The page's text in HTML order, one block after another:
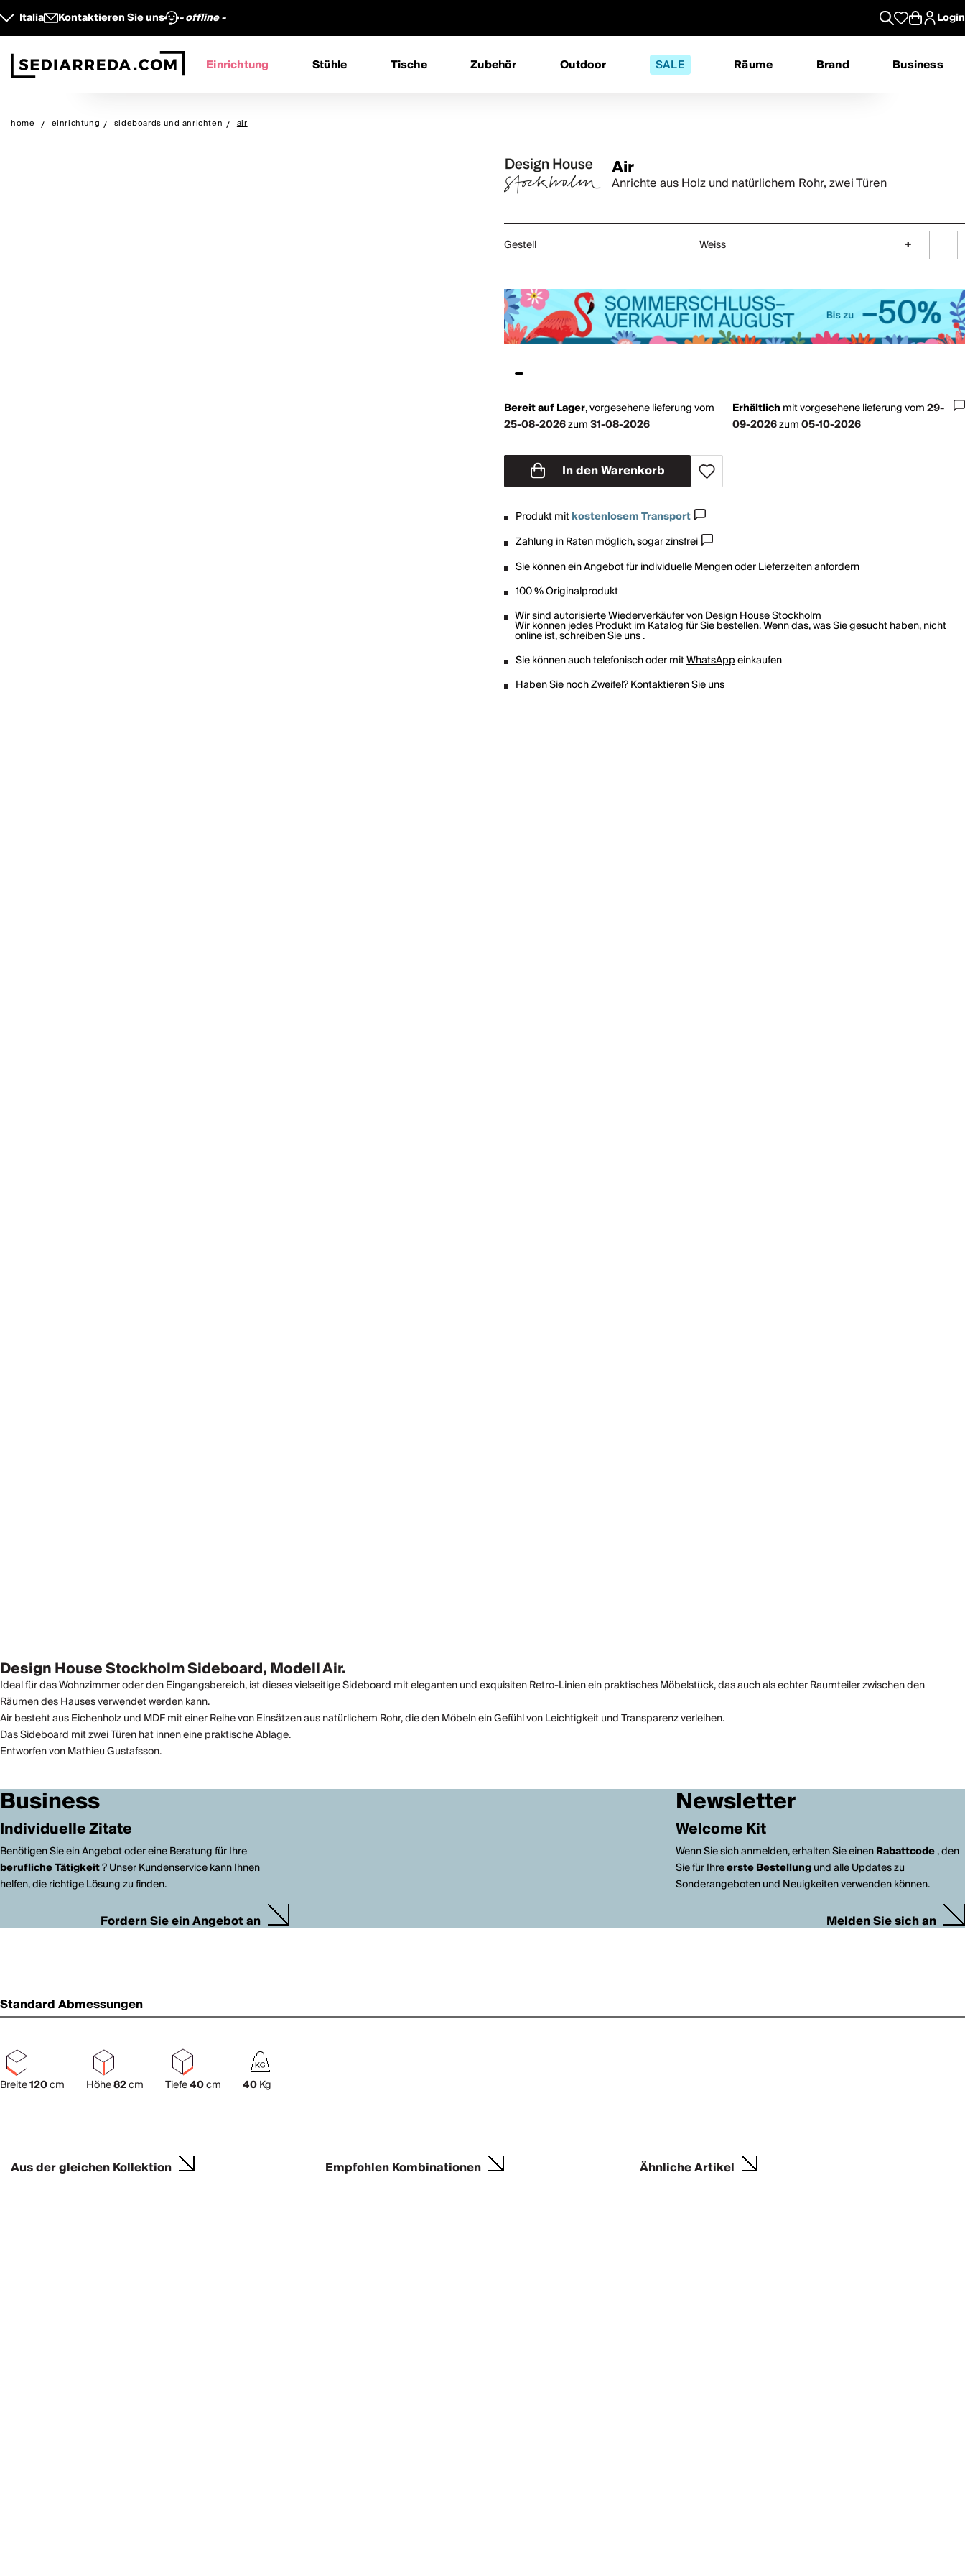
Italia Kontaktieren Sie uns - offline - Login
Einrichtung Stühle Tische Zubehör Outdoor SALE Räume Brand Business
home einrichtung sideboards und anrichten air
Air
Anrichte aus Holz und natürlichem Rohr, zwei Türen
Gestell Weiss +
Bereit auf Lager,vorgesehene lieferung vom
25-08-2026zum31-08-2026
Erhältlich mitvorgesehene lieferung vom29-
09-2026zum05-10-2026
In den Warenkorb
Produkt mitkostenlosem Transport
Zahlung in Raten möglich, sogar zinsfrei
Siekönnen ein Angebotfür individuelle Mengen oder Lieferzeiten anfordern
100 % Originalprodukt
Wir sind autorisierte Wiederverkäufer vonDesign House Stockholm
Wir können jedes Produkt im Katalog für Sie bestellen. Wenn das, was Sie gesucht haben, nicht
online ist,schreiben Sie uns.
Sie können auch telefonisch oder mitWhatsAppeinkaufen
Haben Sie noch Zweifel?Kontaktieren Sie uns
Design House Stockholm Sideboard, Modell Air.
Ideal für das Wohnzimmer oder den Eingangsbereich, ist dieses vielseitige Sideboard mit eleganten und exquisiten Retro-Linien ein praktisches Möbelstück, das auch als echter Raumteiler zwischen den
Räumen des Hauses verwendet werden kann.
Air besteht aus Eichenholz und MDF mit einer Reihe von Einsätzen aus natürlichem Rohr, die den Möbeln ein Gefühl von Leichtigkeit und Transparenz verleihen.
Das Sideboard mit zwei Türen hat innen eine praktische Ablage.
Entworfen von Mathieu Gustafsson.
Business
Individuelle Zitate
Benötigen Sie ein Angebot oder eine Beratung für Ihre
berufliche Tätigkeit? Unser Kundenservice kann Ihnen
helfen, die richtige Lösung zu finden.
Fordern Sie ein Angebot an
Newsletter
Welcome Kit
Wenn Sie sich anmelden, erhalten Sie einenRabattcode, den
Sie für Ihreerste Bestellungund alle Updates zu
Sonderangeboten und Neuigkeiten verwenden können.
Melden Sie sich an
Standard Abmessungen
Breite120cm Höhe82cm Tiefe40cm 40Kg
Aus der gleichen Kollektion Empfohlen Kombinationen Ähnliche Artikel